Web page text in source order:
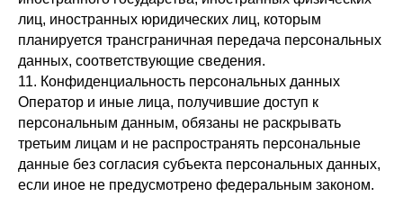
лиц, иностранных юридических лиц, которым
планируется трансграничная передача персональных
данных, соответствующие сведения.
11. Конфиденциальность персональных данных
Оператор и иные лица, получившие доступ к
персональным данным, обязаны не раскрывать
третьим лицам и не распространять персональные
данные без согласия субъекта персональных данных,
если иное не предусмотрено федеральным законом.